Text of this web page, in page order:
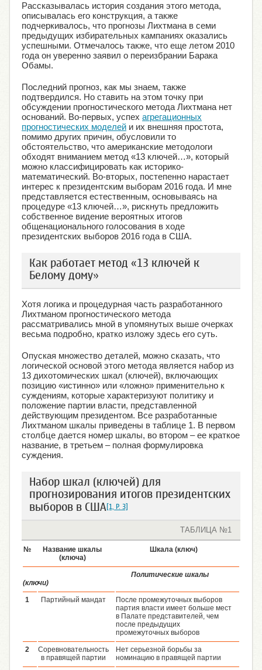
Рассказывалась история создания этого метода,
описывалась его конструкция, а также
подчеркивалось, что прогнозы Лихтмана в семи
предыдущих избирательных кампаниях оказались
успешными. Отмечалось также, что еще летом 2010
года он уверенно заявил о переизбрании Барака
Обамы.
Последний прогноз, как мы знаем, также
подтвердился. Но ставить на этом точку при
обсуждении прогностического метода Лихтмана нет
оснований. Во-первых, успех агрегационных
прогностических моделей и их внешняя простота,
помимо других причин, обусловили то
обстоятельство, что американские методологи
обходят вниманием метод «13 ключей…», который
можно классифицировать как историко-
математический. Во-вторых, постепенно нарастает
интерес к президентским выборам 2016 года. И мне
представляется естественным, основываясь на
процедуре «13 ключей…», рискнуть предложить
собственное видение вероятных итогов
общенационального голосования в ходе
президентских выборов 2016 года в США.
Как работает метод «13 ключей к
Белому дому»
Хотя логика и процедурная часть разработанного
Лихтманом прогностического метода
рассматривались мной в упомянутых выше очерках
весьма подробно, кратко изложу здесь его суть.
Опуская множество деталей, можно сказать, что
логической основой этого метода является набор из
13 дихотомических шкал (ключей), включающих
позицию «истинно» или «ложно» применительно к
суждениям, которые характеризуют политику и
положение партии власти, представленной
действующим президентом. Все разработанные
Лихтманом шкалы приведены в таблице 1. В первом
столбце дается номер шкалы, во втором – ее краткое
название, в третьем – полная формулировка
суждения.
Набор шкал (ключей) для
прогнозирования итогов президентских
выборов в США [1, P. 3]
ТАБЛИЦА №1
№
Название шкалы
(ключа)
Шкала (ключ)
Политические шкалы
(ключи)
1 Партийный мандат
После промежуточных выборов
партия власти имеет больше мест
в Палате представителей, чем
после предыдущих
промежуточных выборов
2
Соревновательность
в правящей партии
Нет серьезной борьбы за
номинацию в правящей партии